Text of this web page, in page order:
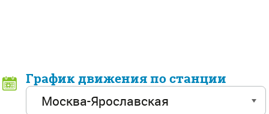
График движения по станции